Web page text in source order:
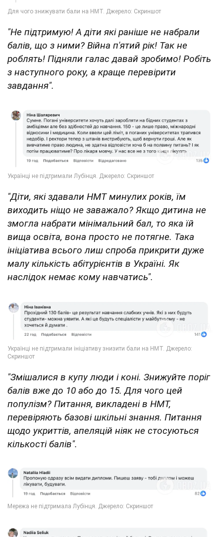
"Не підтримую! А діти які раніше не набрали
балів, що з ними? Війна п'ятий рік! Так не
роблять! Підняли галас давай зробимо! Робіть
з наступного року, а краще перевірити
завдання".
"Діти, які здавали НМТ минулих років, їм
виходить ніщо не заважало? Якщо дитина не
змогла набрати мінімальний бал, то яка їй
вища освіта, вона просто не потягне. Така
ініціатива всього лиш спроба прикрити дуже
малу кількість абітурієнтів в Україні. Як
наслідок немає кому навчатись".
"Змішалися в купу люди і коні. Знижуйте поріг
балів вже до 10 або до 15. Для чого цей
популізм? Питання, викладені в НМТ,
перевіряють базові шкільні знання. Питання
щодо укриттів, апеляцій ніяк не стосуються
кількості балів".